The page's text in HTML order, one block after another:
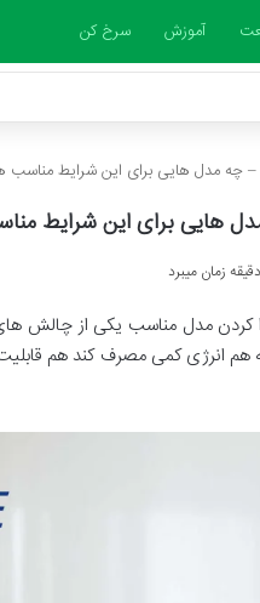
آموزش سرخ کن
– چه مدل هایی برای این شرایط مناسب
هایی برای این شرایط
کردن مدل مناسب یکی از
که هم انرژی کمی مصرف کند هم